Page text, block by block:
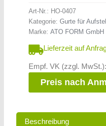
Art-Nr.: HO-0407
Kategorie: Gurte für
Marke: ATO FORM GmbH
Lieferzeit auf
Empf. VK (zzgl.
Preis nach
Beschreibung